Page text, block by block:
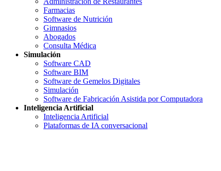
Farmacias
Software de Nutrición
Gimnasios
Abogados
Consulta Médica
Simulación
Software CAD
Software BIM
Software de Gemelos Digitales
Simulación
Software de Fabricación Asistida por Computadora
Inteligencia Artificial
Inteligencia Artificial
Plataformas de IA conversacional